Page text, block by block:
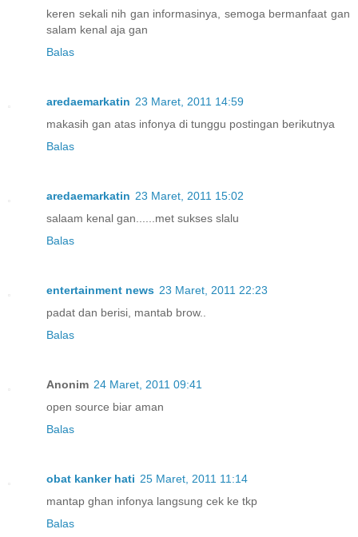
keren sekali nih gan informasinya, semoga bermanfaat gan
salam kenal aja gan
Balas
aredaemarkatin 23 Maret, 2011 14:59
makasih gan atas infonya di tunggu postingan berikutnya
Balas
aredaemarkatin 23 Maret, 2011 15:02
salaam kenal gan......met sukses slalu
Balas
entertainment news 23 Maret, 2011 22:23
padat dan berisi, mantab brow..
Balas
Anonim 24 Maret, 2011 09:41
open source biar aman
Balas
obat kanker hati 25 Maret, 2011 11:14
mantap ghan infonya langsung cek ke tkp
Balas